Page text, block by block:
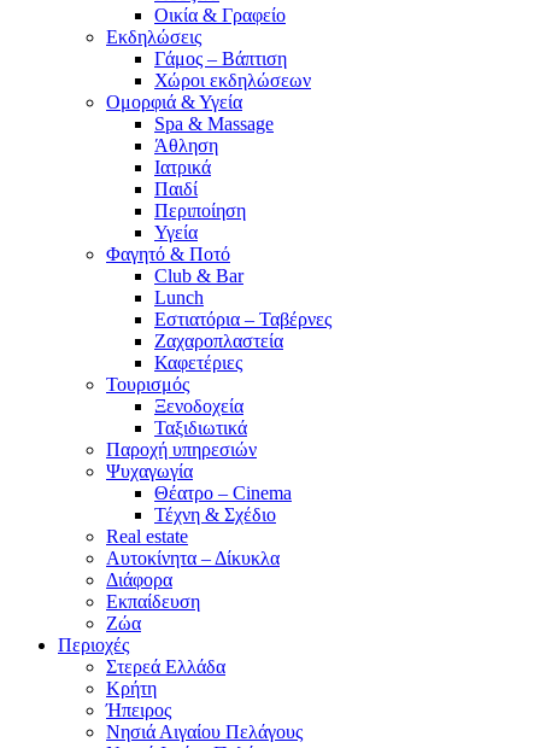
Οικία & Γραφείο
Εκδηλώσεις
Γάμος – Βάπτιση
Χώροι εκδηλώσεων
Ομορφιά & Υγεία
Spa & Massage
Άθληση
Ιατρικά
Παιδί
Περιποίηση
Υγεία
Φαγητό & Ποτό
Club & Bar
Lunch
Εστιατόρια – Ταβέρνες
Ζαχαροπλαστεία
Καφετέριες
Τουρισμός
Ξενοδοχεία
Ταξιδιωτικά
Παροχή υπηρεσιών
Ψυχαγωγία
Θέατρο – Cinema
Τέχνη & Σχέδιο
Real estate
Αυτοκίνητα – Δίκυκλα
Διάφορα
Εκπαίδευση
Ζώα
Περιοχές
Στερεά Ελλάδα
Κρήτη
Ήπειρος
Νησιά Αιγαίου Πελάγους